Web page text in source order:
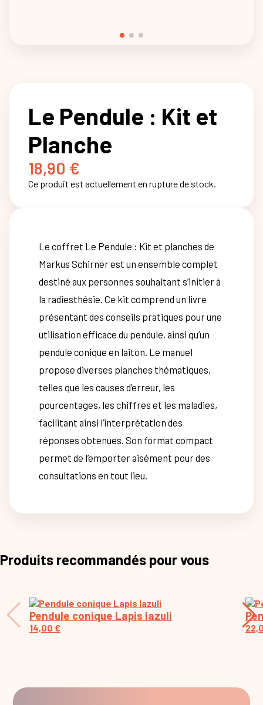
Le Pendule : Kit et
Planche
18,90 €
Ce produit est actuellement en rupture de stock.
Le coffret Le Pendule : Kit et planches de
Markus Schirner est un ensemble complet
destiné aux personnes souhaitant s’initier à
la radiesthésie. Ce kit comprend un livre
présentant des conseils pratiques pour une
utilisation efficace du pendule, ainsi qu’un
pendule conique en laiton. Le manuel
propose diverses planches thématiques,
telles que les causes d’erreur, les
pourcentages, les chiffres et les maladies,
facilitant ainsi l’interprétation des
réponses obtenues. Son format compact
permet de l’emporter aisément pour des
consultations en tout lieu.
Produits recommandés pour vous
Pendule conique Lapis lazuli
14,00 €